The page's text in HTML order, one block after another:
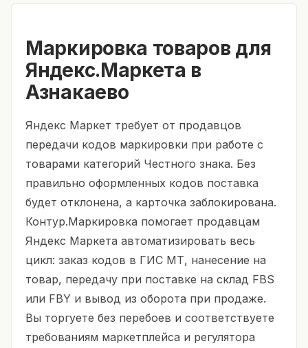
Маркировка товаров для
Яндекс.Маркета в
Азнакаево
Яндекс Маркет требует от продавцов
передачи кодов маркировки при работе с
товарами категорий Честного знака. Без
правильно оформленных кодов поставка
будет отклонена, а карточка заблокирована.
Контур.Маркировка помогает продавцам
Яндекс Маркета автоматизировать весь
цикл: заказ кодов в ГИС МТ, нанесение на
товар, передачу при поставке на склад FBS
или FBY и вывод из оборота при продаже.
Вы торгуете без перебоев и соответствуете
требованиям маркетплейса и регулятора